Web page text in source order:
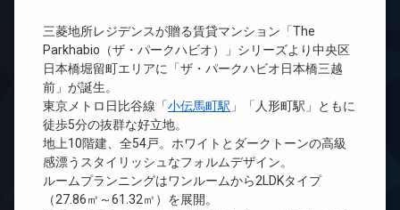
三菱地所レジデンスが贈る賃貸マンション「The
Parkhabio（ザ・パークハビオ）」シリーズより中央区
日本橋堀留町エリアに「ザ・パークハビオ日本橋三越
前」が誕生。
東京メトロ日比谷線「小伝馬町駅 」「人形町駅」ともに
徒歩5分の抜群な好立地。
地上10階建、全54戸。ホワイトとダークトーンの高級
感漂うスタイリッシュなフォルムデザイン。
ルームプランニングはワンルームから2LDKタイプ
（27.86㎡～61.32㎡）を展開。